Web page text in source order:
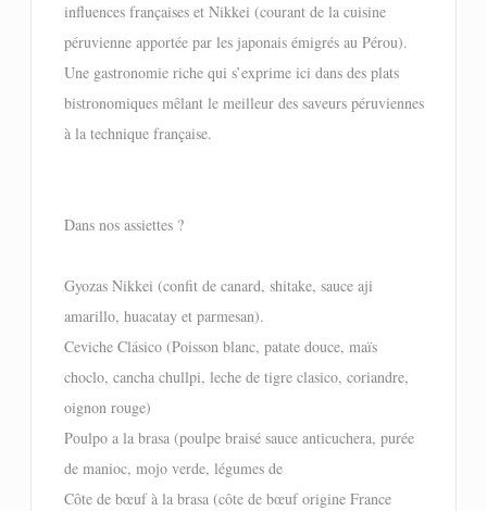
influences françaises et Nikkei (courant de la cuisine
péruvienne apportée par les japonais émigrés au Pérou).
Une gastronomie riche qui s’exprime ici dans des plats
bistronomiques mêlant le meilleur des saveurs péruviennes
à la technique française.
Dans nos assiettes ?
Gyozas Nikkei (confit de canard, shitake, sauce aji
amarillo, huacatay et parmesan).
Ceviche Clásico (Poisson blanc, patate douce, maïs
choclo, cancha chullpi, leche de tigre clasico, coriandre,
oignon rouge)
Poulpo a la brasa (poulpe braisé sauce anticuchera, purée
de manioc, mojo verde, légumes de
Côte de bœuf à la brasa (côte de bœuf origine France